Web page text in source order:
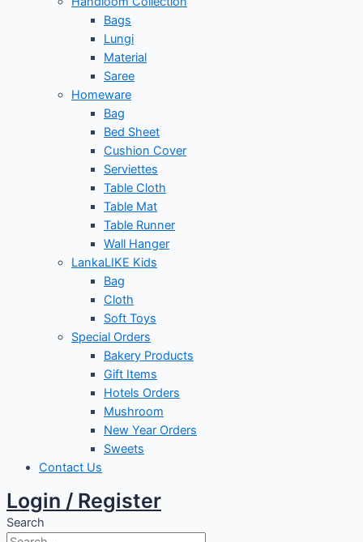
Bags
Lungi
Material
Saree
Homeware
Bag
Bed Sheet
Cushion Cover
Serviettes
Table Cloth
Table Mat
Table Runner
Wall Hanger
LankaLIKE Kids
Bag
Cloth
Soft Toys
Special Orders
Bakery Products
Gift Items
Hotels Orders
Mushroom
New Year Orders
Sweets
Contact Us
Login / Register
Search